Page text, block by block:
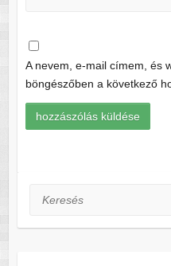
A nevem, e-mail címem, és
böngészőben a következő
Keresés